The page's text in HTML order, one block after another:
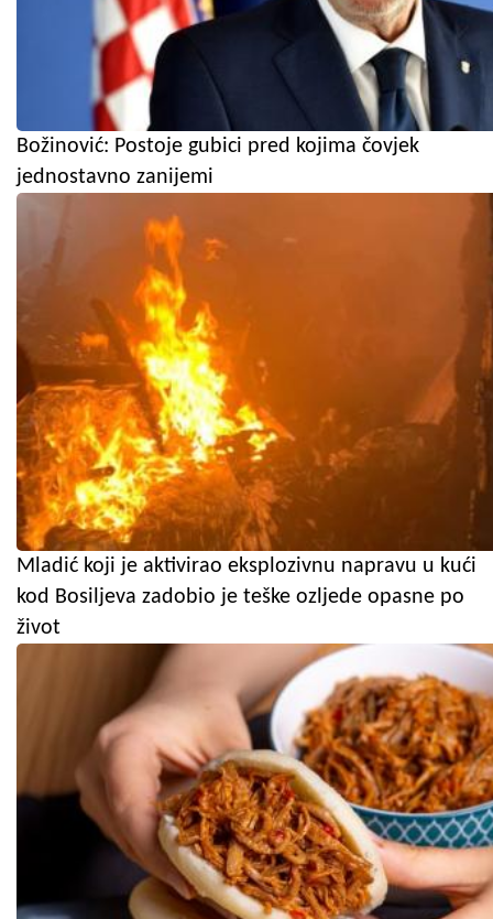
Božinović: Postoje gubici pred kojima čovjek
jednostavno zanijemi
Mladić koji je aktivirao eksplozivnu napravu u kući
kod Bosiljeva zadobio je teške ozljede opasne po
život